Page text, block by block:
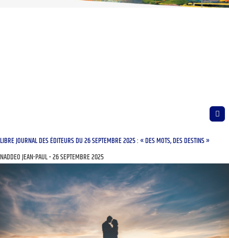
LIBRE JOURNAL DES ÉDITEURS DU 26 SEPTEMBRE 2025 : « DES MOTS, DES DESTINS »
NADDEO JEAN-PAUL 26 SEPTEMBRE 2025